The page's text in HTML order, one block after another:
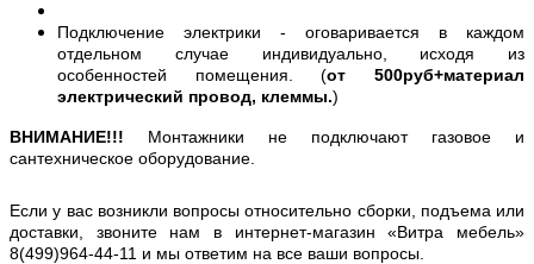
Подключение электрики - оговаривается в каждом
отдельном случае индивидуально, исходя из
особенностей помещения. (от 500руб+материал
электрический провод, клеммы.)
ВНИМАНИЕ!!! Монтажники не подключают газовое и
сантехническое оборудование.
Если у вас возникли вопросы относительно сборки, подъема или
доставки, звоните нам в интернет-магазин «Витра мебель»
8(499)964-44-11 и мы ответим на все ваши вопросы.